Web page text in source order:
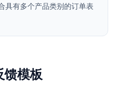
具有多个产品类别的订单表
模板